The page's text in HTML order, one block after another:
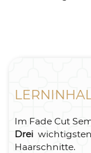
Im Fade Cut
Drei
Haarschnitte.